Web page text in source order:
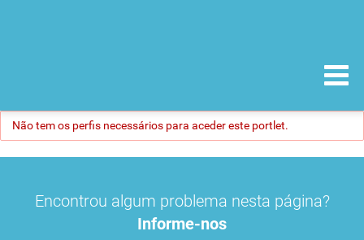
Não tem os perfis necessários para aceder este portlet.
Encontrou algum problema nesta página?
Informe-nos